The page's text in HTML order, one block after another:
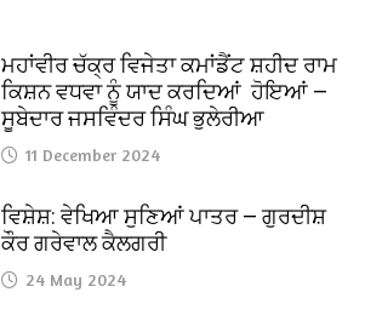
ਮਹਾਂਵੀਰ ਚੱਕ੍ਰ ਵਿਜੇਤਾ ਕਮਾਂਡੈਂਟ ਸ਼ਹੀਦ ਰਾਮ
ਕਿਸ਼ਨ ਵਧਵਾ ਨੂੰ ਯਾਦ ਕਰਦਿਆਂ ਹੋਇਆਂ —
ਸੂਬੇਦਾਰ ਜਸਵਿੰਦਰ ਸਿੰਘ ਭੁਲੇਰੀਆ
11 December 2024
ਵਿਸ਼ੇਸ਼: ਵੇਖਿਆ ਸੁਣਿਆਂ ਪਾਤਰ — ਗੁਰਦੀਸ਼
ਕੌਰ ਗਰੇਵਾਲ ਕੈਲਗਰੀ
24 May 2024